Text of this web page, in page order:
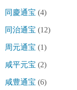
同慶通宝 (4)
同治通宝 (12)
周元通宝 (1)
咸平元宝 (2)
咸豊通宝 (6)